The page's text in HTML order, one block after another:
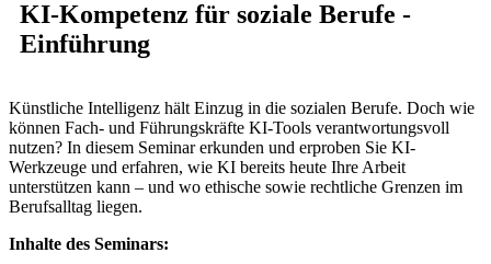
KI-Kompetenz für soziale Berufe -
Einführung
Künstliche Intelligenz hält Einzug in die sozialen Berufe. Doch wie
können Fach- und Führungskräfte KI-Tools verantwortungsvoll
nutzen? In diesem Seminar erkunden und erproben Sie KI-
Werkzeuge und erfahren, wie KI bereits heute Ihre Arbeit
unterstützen kann – und wo ethische sowie rechtliche Grenzen im
Berufsalltag liegen.
Inhalte des Seminars: